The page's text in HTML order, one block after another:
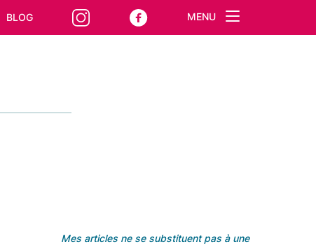
BLOG MENU
Mes articles ne se substituent pas à une